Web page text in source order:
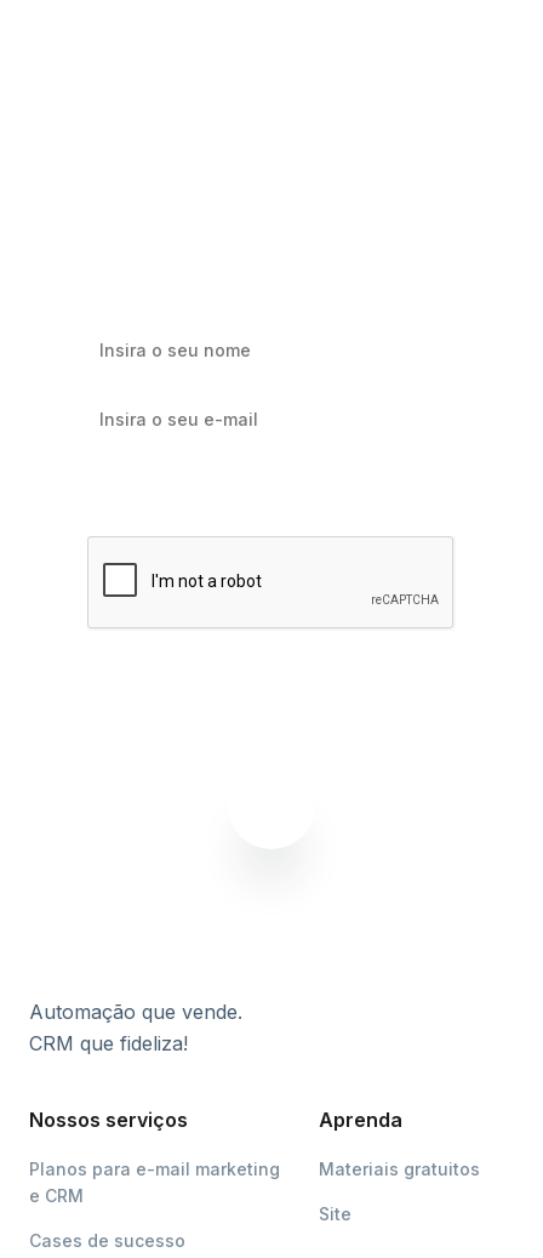
Automação que vende.
CRM que fideliza!
Nossos serviços
Planos para e-mail marketing
e CRM
Cases de sucesso
Aprenda
Materiais gratuitos
Site